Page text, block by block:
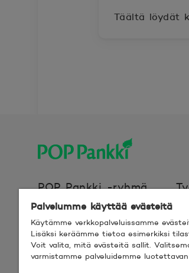
Täältä löydät
POP Pankki -ryhmä
Evästeet Verkkosivun
Palvelumme käyttää evästeitä
Käytämme verkkopalveluissamme
Lisäksi keräämme tietoa esimerkiksi
Voit valita, mitä evästeitä sallit.
varmistamme palveluidemme